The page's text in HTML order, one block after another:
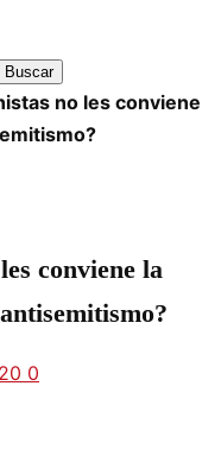
no les conviene
conviene la
0